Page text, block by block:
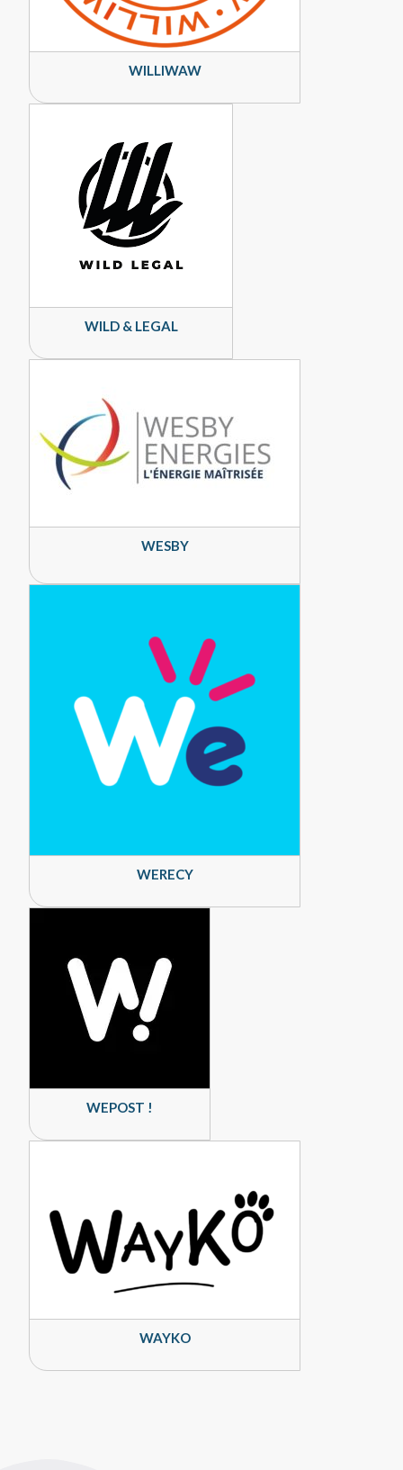
WILLIWAW
WILD & LEGAL
WESBY
WERECY
WEPOST !
WAYKO